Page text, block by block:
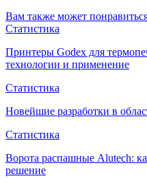
Вам также может
Статистика
Принтеры Godex для
технологии и применение
Статистика
Новейшие разработки в
Статистика
Ворота распашные Alutech:
решение